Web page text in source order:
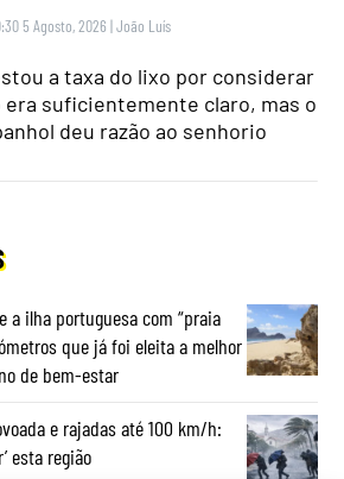
5 Agosto, 2026 |João Luís
a taxa do lixo por considerar
suficientemente claro, mas o
deu razão ao senhorio
a ilha portuguesa com “praia
que já foi eleita a melhor
de bem-estar
e rajadas até 100 km/h:
esta região